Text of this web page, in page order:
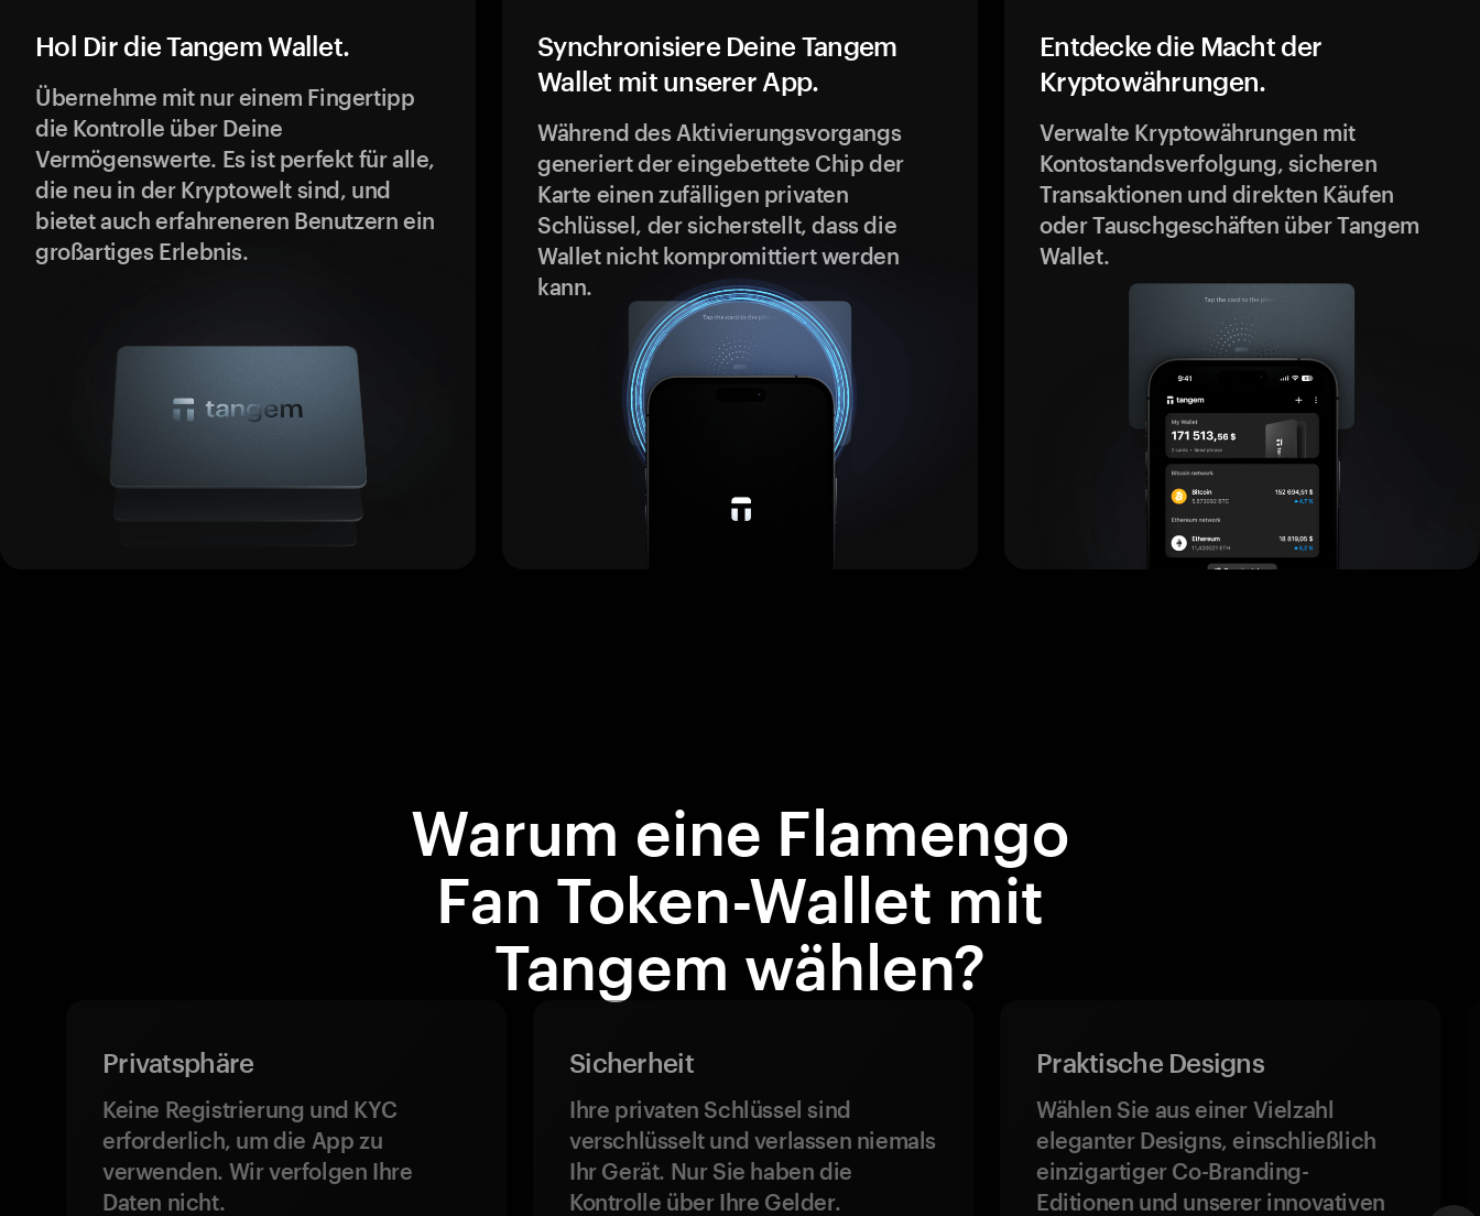
Hol Dir die Tangem Wallet.
Übernehme mit nur einem Fingertipp
die Kontrolle über Deine
Vermögenswerte. Es ist perfekt für alle,
die neu in der Kryptowelt sind, und
bietet auch erfahreneren Benutzern ein
großartiges Erlebnis.
Synchronisiere Deine Tangem
Wallet mit unserer App.
Während des Aktivierungsvorgangs
generiert der eingebettete Chip der
Karte einen zufälligen privaten
Schlüssel, der sicherstellt, dass die
Wallet nicht kompromittiert werden
kann.
Entdecke die Macht der
Kryptowährungen.
Verwalte Kryptowährungen mit
Kontostandsverfolgung, sicheren
Transaktionen und direkten Käufen
oder Tauschgeschäften über Tangem
Wallet.
Warum eine Flamengo
Fan Token-Wallet mit
Tangem wählen?
Privatsphäre
Keine Registrierung und KYC
erforderlich, um die App zu
verwenden. Wir verfolgen Ihre
Daten nicht.
Sicherheit
Ihre privaten Schlüssel sind
verschlüsselt und verlassen niemals
Ihr Gerät. Nur Sie haben die
Kontrolle über Ihre Gelder.
Praktische Designs
Wählen Sie aus einer Vielzahl
eleganter Designs, einschließlich
einzigartiger Co-Branding-
Editionen und unserer innovativen